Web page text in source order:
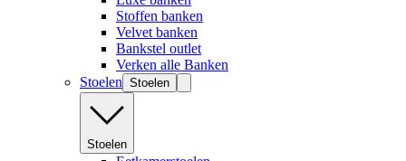
Stoffen banken
Velvet banken
Bankstel outlet
Verken alle Banken
Stoelen Stoelen
Stoelen